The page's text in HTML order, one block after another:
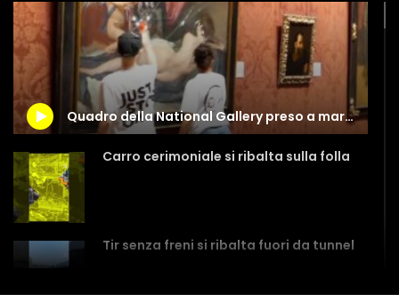
Quadro della National Gallery preso a martellate
Carro cerimoniale si ribalta sulla folla
Tir senza freni si ribalta fuori da tunnel